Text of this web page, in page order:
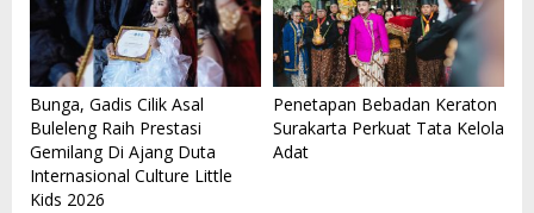
Bunga, Gadis Cilik Asal
Buleleng Raih Prestasi
Gemilang Di Ajang Duta
Internasional Culture Little
Kids 2026
Penetapan Bebadan Keraton
Surakarta Perkuat Tata Kelola
Adat